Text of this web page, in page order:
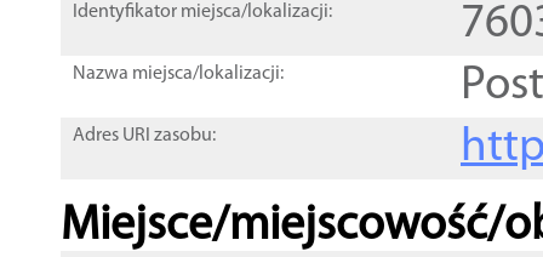
Identyfikator miejsca/lokalizacji:
Nazwa miejsca/lokalizacji:
Adres URI zasobu:
Miejsce/miejscowość/